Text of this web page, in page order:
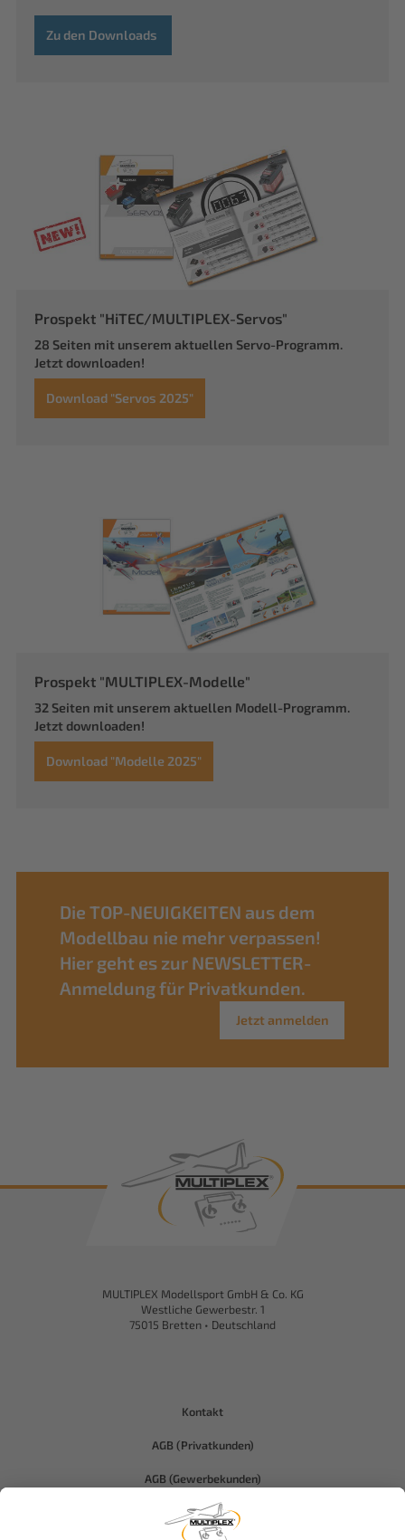
Zu den Downloads
Prospekt "HiTEC/MULTIPLEX-Servos"
28 Seiten mit unserem aktuellen Servo-Programm.
Jetzt downloaden!
Download "Servos 2025"
Prospekt "MULTIPLEX-Modelle"
32 Seiten mit unserem aktuellen Modell-Programm.
Jetzt downloaden!
Download "Modelle 2025"
Die TOP-NEUIGKEITEN aus dem
Modellbau nie mehr verpassen!
Hier geht es zur NEWSLETTER-
Anmeldung für Privatkunden.
Jetzt anmelden
MULTIPLEX Modellsport GmbH & Co. KG
Westliche Gewerbestr. 1
75015 Bretten • Deutschland
Kontakt
AGB (Privatkunden)
AGB (Gewerbekunden)
Datenschutz